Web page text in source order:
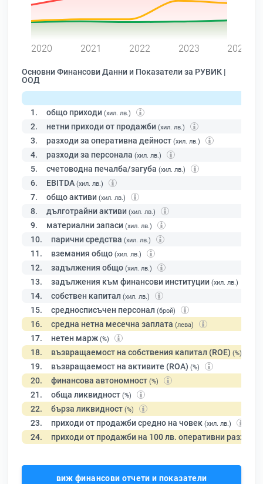
2020 2021 2022 2023 2024
Основни Финансови Данни и Показатели за РУВИК |
ООД
1. общо приходи (хил. лв.)
2. нетни приходи от продажби (хил. лв.)
3. разходи за оперативна дейност (хил. лв.)
4. разходи за персонала (хил. лв.)
5. счетоводна печалба/загуба (хил. лв.)
6. EBITDA (хил. лв.)
7. общо активи (хил. лв.)
8. дълготрайни активи (хил. лв.)
9. материални запаси (хил. лв.)
10. парични средства (хил. лв.)
11. вземания общо (хил. лв.)
12. задължения общо (хил. лв.)
13. задължения към финансови институции (хил. лв.)
14. собствен капитал (хил. лв.)
15. средносписъчен персонал (брой)
16. средна нетна месечна заплата (лева)
17. нетен марж (%)
18. възвращаемост на собствения капитал (ROE) (%)
19. възвращаемост на активите (ROA) (%)
20. финансова автономност (%)
21. обща ликвидност (%)
22. бърза ликвидност (%)
23. приходи от продажби средно на човек (хил. лв.)
24. приходи от продажби на 100 лв. оперативни разходи
виж финансови отчети и показатели